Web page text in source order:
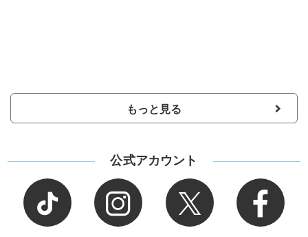
もっと見る
公式アカウント